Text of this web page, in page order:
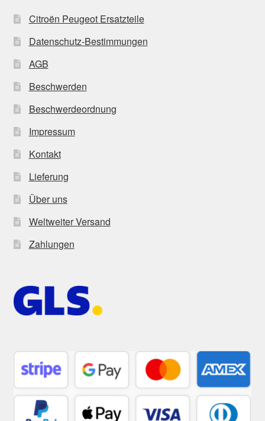
Citroën Peugeot Ersatzteile
Datenschutz-Bestimmungen
AGB
Beschwerden
Beschwerdeordnung
Impressum
Kontakt
Lieferung
Über uns
Weltweiter Versand
Zahlungen